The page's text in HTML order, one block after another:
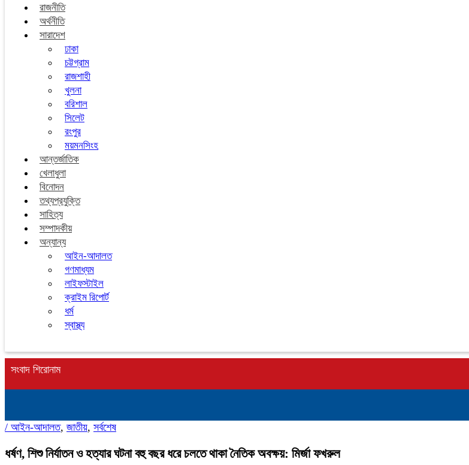
রাজনীতি
অর্থনীতি
সারাদেশ
ঢাকা
চট্টগ্রাম
রাজশাহী
খুলনা
বরিশাল
সিলেট
রংপুর
ময়মনসিংহ
আন্তর্জাতিক
খেলাধুলা
বিনোদন
তথ্যপ্রযুক্তি
সাহিত্য
সম্পাদকীয়
অন্যান্য
আইন-আদালত
গণমাধ্যম
লাইফস্টাইল
ক্রাইম রিপোর্ট
ধর্ম
স্বাস্থ্য
সংবাদ শিরোনাম
/ আইন-আদালত, জাতীয়, সর্বশেষ
ধর্ষণ, শিশু নির্যাতন ও হত্যার ঘটনা বহু বছর ধরে চলতে থাকা নৈতিক অবক্ষয়: মির্জা ফখরুল